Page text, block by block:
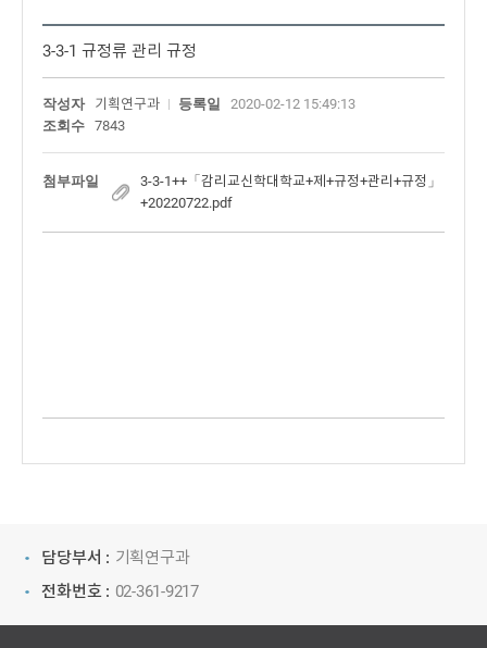
3-3-1 규정류 관리 규정
작성자 기획연구과 등록일
2020-02-12 15:49:13
조회수
7843
첨부파일
3-3-1++「감리교신학대학교+제+규정+관리+규정」
+20220722.pdf
담당부서 : 기획연구과
전화번호 : 02-361-9217